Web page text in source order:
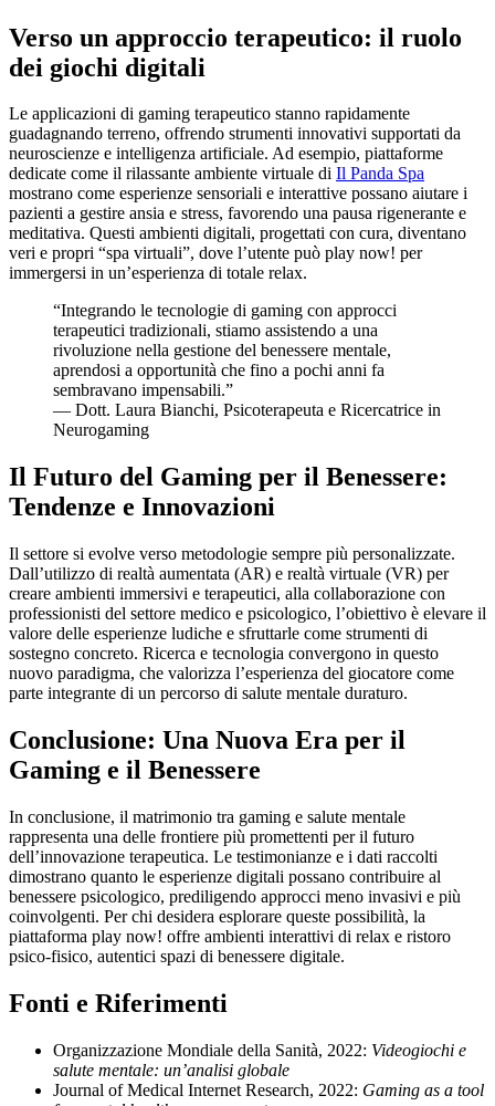
Verso un approccio terapeutico: il ruolo
dei giochi digitali
Le applicazioni di gaming terapeutico stanno rapidamente
guadagnando terreno, offrendo strumenti innovativi supportati da
neuroscienze e intelligenza artificiale. Ad esempio, piattaforme
dedicate come il rilassante ambiente virtuale di Il Panda Spa
mostrano come esperienze sensoriali e interattive possano aiutare i
pazienti a gestire ansia e stress, favorendo una pausa rigenerante e
meditativa. Questi ambienti digitali, progettati con cura, diventano
veri e propri “spa virtuali”, dove l’utente può play now! per
immergersi in un’esperienza di totale relax.
“Integrando le tecnologie di gaming con approcci
terapeutici tradizionali, stiamo assistendo a una
rivoluzione nella gestione del benessere mentale,
aprendosi a opportunità che fino a pochi anni fa
sembravano impensabili.”
— Dott. Laura Bianchi, Psicoterapeuta e Ricercatrice in
Neurogaming
Il Futuro del Gaming per il Benessere:
Tendenze e Innovazioni
Il settore si evolve verso metodologie sempre più personalizzate.
Dall’utilizzo di realtà aumentata (AR) e realtà virtuale (VR) per
creare ambienti immersivi e terapeutici, alla collaborazione con
professionisti del settore medico e psicologico, l’obiettivo è elevare il
valore delle esperienze ludiche e sfruttarle come strumenti di
sostegno concreto. Ricerca e tecnologia convergono in questo
nuovo paradigma, che valorizza l’esperienza del giocatore come
parte integrante di un percorso di salute mentale duraturo.
Conclusione: Una Nuova Era per il
Gaming e il Benessere
In conclusione, il matrimonio tra gaming e salute mentale
rappresenta una delle frontiere più promettenti per il futuro
dell’innovazione terapeutica. Le testimonianze e i dati raccolti
dimostrano quanto le esperienze digitali possano contribuire al
benessere psicologico, prediligendo approcci meno invasivi e più
coinvolgenti. Per chi desidera esplorare queste possibilità, la
piattaforma play now! offre ambienti interattivi di relax e ristoro
psico-fisico, autentici spazi di benessere digitale.
Fonti e Riferimenti
Organizzazione Mondiale della Sanità, 2022: Videogiochi e
salute mentale: un’analisi globale
Journal of Medical Internet Research, 2022: Gaming as a tool